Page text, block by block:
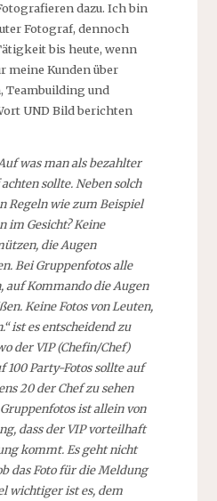
dazu. Ich bin
Fotograf, dennoch
bis heute, wenn
meine Kunden über
Teambuilding und
UND Bild berichten
was man als bezahlter
sollte. Neben solch
Regeln wie zum Beispiel
im Gesicht? Keine
die Augen
Bei Gruppenfotos alle
auf Kommando die Augen
Keine Fotos von Leuten,
ist es entscheidend zu
der VIP (Chefin/Chef)
100 Party-Fotos sollte auf
20 der Chef zu sehen
ist allein von
dass der VIP vorteilhaft
kommt. Es geht nicht
das Foto für die Meldung
wichtiger ist es, dem